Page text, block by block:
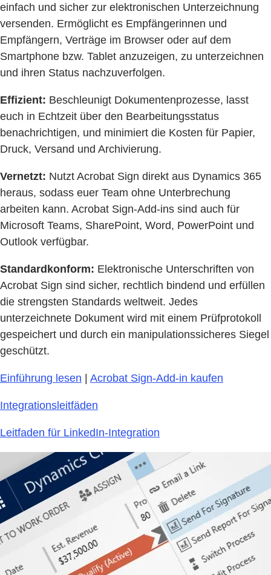
einfach und sicher zur elektronischen Unterzeichnung
versenden. Ermöglicht es Empfängerinnen und
Empfängern, Verträge im Browser oder auf dem
Smartphone bzw. Tablet anzuzeigen, zu unterzeichnen
und ihren Status nachzuverfolgen.
Effizient: Beschleunigt Dokumentenprozesse, lasst
euch in Echtzeit über den Bearbeitungsstatus
benachrichtigen, und minimiert die Kosten für Papier,
Druck, Versand und Archivierung.
Vernetzt: Nutzt Acrobat Sign direkt aus Dynamics 365
heraus, sodass euer Team ohne Unterbrechung
arbeiten kann. Acrobat Sign-Add-ins sind auch für
Microsoft Teams, SharePoint, Word, PowerPoint und
Outlook verfügbar.
Standardkonform: Elektronische Unterschriften von
Acrobat Sign sind sicher, rechtlich bindend und erfüllen
die strengsten Standards weltweit. Jedes
unterzeichnete Dokument wird mit einem Prüfprotokoll
gespeichert und durch ein manipulationssicheres Siegel
geschützt.
Einführung lesen | Acrobat Sign-Add-in kaufen
Integrationsleitfäden
Leitfaden für LinkedIn-Integration